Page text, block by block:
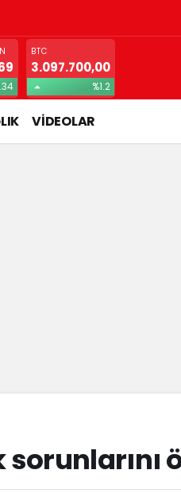
yol açıyor
BTC
3.097.700,00
%1.2
VİDEOLAR
sorunlarını